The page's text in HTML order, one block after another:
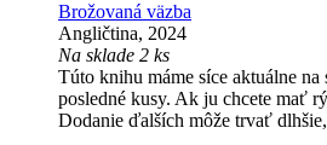
Brožovaná väzba
Angličtina, 2024
Na sklade 2 ks
Túto knihu máme síce aktuálne na
posledné kusy. Ak ju chcete mať
Dodanie ďalších môže trvať